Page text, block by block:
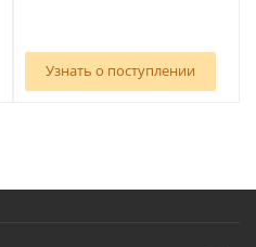
Узнать о поступлении